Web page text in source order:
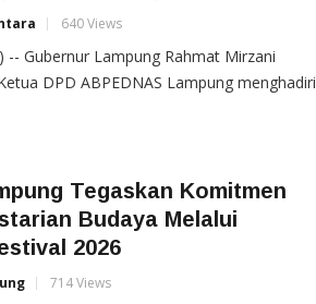
640 Views
-- Gubernur Lampung Rahmat Mirzani
DPD ABPEDNAS Lampung menghadiri
Tegaskan Komitmen
Budaya Melalui
2026
714 Views